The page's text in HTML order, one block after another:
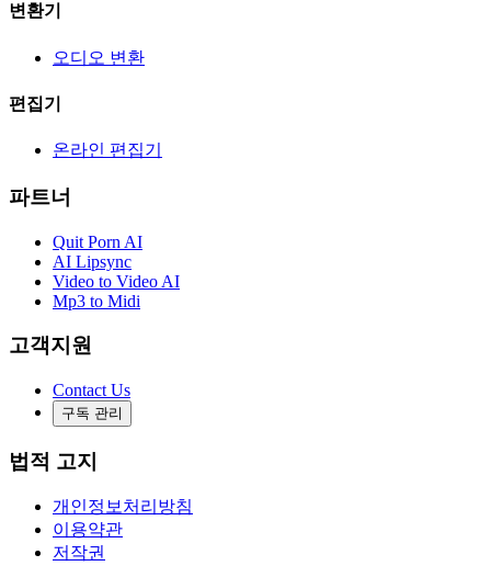
변환기
오디오 변환
편집기
온라인 편집기
파트너
Quit Porn AI
AI Lipsync
Video to Video AI
Mp3 to Midi
고객지원
Contact Us
구독 관리
법적 고지
개인정보처리방침
이용약관
저작권